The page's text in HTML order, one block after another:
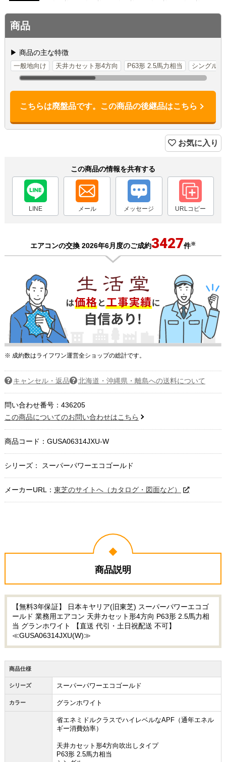
商品
▶ 商品の主な特徴
一般地向け 天井カセット形4方向 P63形 2.5馬力相当 シングル
こちらは廃盤品です。この商品の後継品はこちら
お気に入り
この商品の情報を共有する
LINE メール メッセージ URLコピー
エアコンの交換 2026年6月度のご成約3427件※
※ 成約数はライフワン運営全ショップの総計です。
キャンセル・返品 北海道・沖縄県・離島への送料について
問い合わせ番号：436205
この商品についてのお問い合わせはこちら
商品コード： GUSA06314JXU-W
シリーズ： スーパーパワーエコゴールド
メーカーURL： 東芝のサイトへ（カタログ・図面など）
商品説明
【無料3年保証】 日本キヤリア(旧東芝) スーパーパワーエコゴ
ールド 業務用エアコン 天井カセット形4方向 P63形 2.5馬力相
当 グランホワイト 【直送 代引・土日祝配送 不可】
≪GUSA06314JXU(W)≫
商品仕様
シリーズ スーパーパワーエコゴールド
カラー グランホワイト
省エネミドルクラスでハイレベルなAPF（通年エネル
ギー消費効率）
天井カセット形4方向吹出しタイプ
P63形 2.5馬力相当